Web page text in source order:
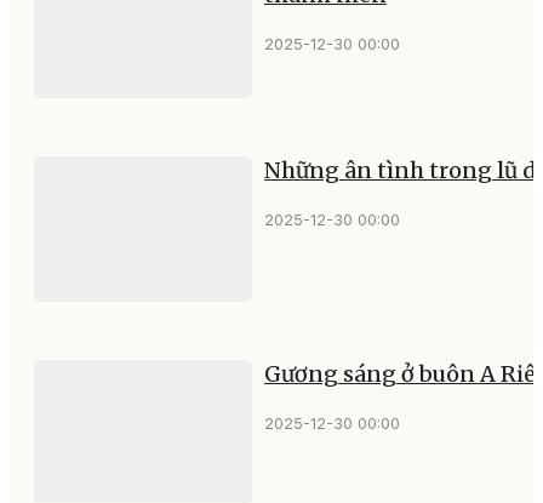
2025-12-30 00:00
Những ân tình trong lũ
2025-12-30 00:00
Gương sáng ở buôn A
2025-12-30 00:00